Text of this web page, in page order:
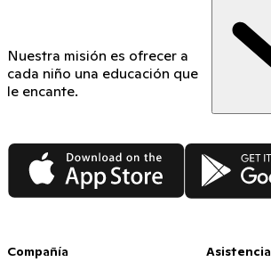
Nuestra misión es ofrecer a
cada niño una educación que
le encante.
App Store Google Play
Compañía Asistencia